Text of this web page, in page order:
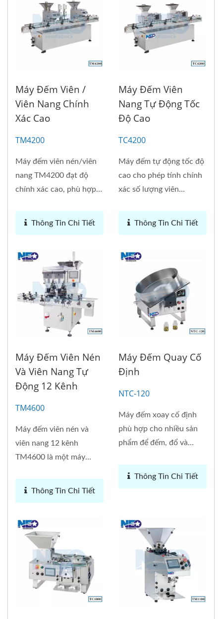
Máy Đếm Viên /
Viên Nang Chính
Xác Cao
TM4200
Máy đếm viên nén/viên
nang TM4200 đạt độ
chính xác cao, phù hợp
Thông Tin Chi Tiết
Máy Đếm Viên
Nang Tự Động Tốc
Độ Cao
TC4200
Máy đếm tự động tốc độ
cao cho phép tính chính
xác số lượng viên
Thông Tin Chi Tiết
Máy Đếm Viên Nén
Và Viên Nang Tự
Động 12 Kênh
TM4600
Máy đếm viên nén và
viên nang 12 kênh
TM4600 là một máy
Thông Tin Chi Tiết
Máy Đếm Quay Cố
Định
NTC-120
Máy đếm xoay cố định
phù hợp cho nhiều sản
phẩm để đếm, đổ và
Thông Tin Chi Tiết